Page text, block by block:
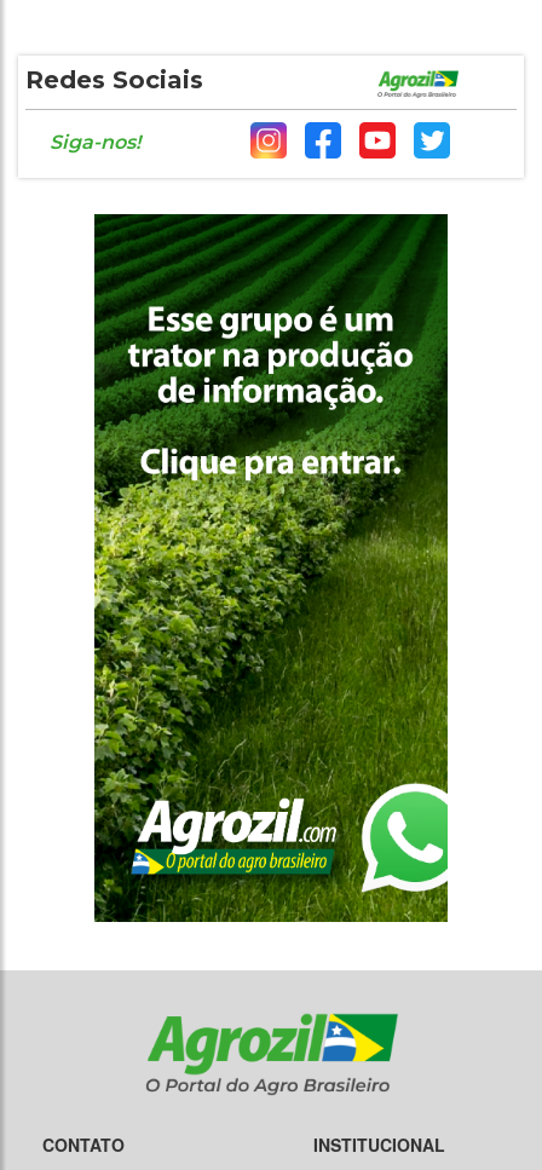
Redes Sociais
Siga-nos!
CONTATO
INSTITUCIONAL